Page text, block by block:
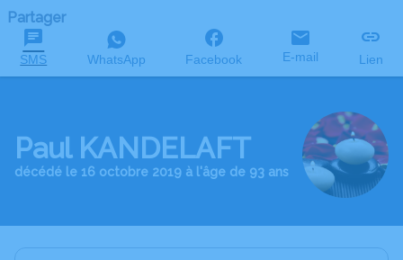
Partager
SMS WhatsApp Facebook E-mail Lien
Paul KANDELAFT
décédé le 16 octobre 2019 à l'âge de 93 ans